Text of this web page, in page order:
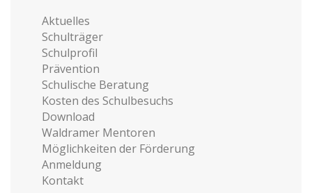
Aktuelles
Schulträger
Schulprofil
Prävention
Schulische Beratung
Kosten des Schulbesuchs
Download
Waldramer Mentoren
Möglichkeiten der Förderung
Anmeldung
Kontakt